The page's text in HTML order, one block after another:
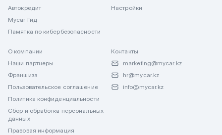
Автокредит
Mycar Гид
Памятка по кибербезопасности
Настройки
О компании
Наши партнеры
Франшиза
Пользовательское соглашение
Политика конфиденциальности
Сбор и обработка персональных
данных
Правовая информация
Контакты
marketing@mycar.kz
hr@mycar.kz
info@mycar.kz